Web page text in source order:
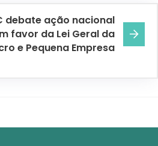
debate ação nacional
favor da Lei Geral da
e Pequena Empresa